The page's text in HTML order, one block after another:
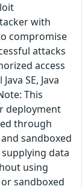
with
compromise
attacks
access
SE, Java
This
deployment
through
sandboxed
supplying data
using
sandboxed